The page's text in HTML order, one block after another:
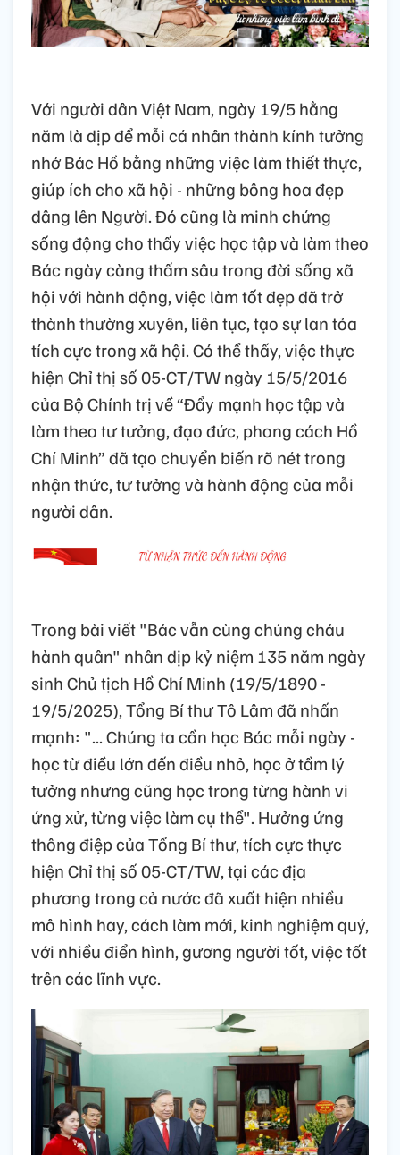
Với người dân Việt Nam, ngày 19/5 hằng
năm là dịp để mỗi cá nhân thành kính tưởng
nhớ Bác Hồ bằng những việc làm thiết thực,
giúp ích cho xã hội - những bông hoa đẹp
dâng lên Người. Đó cũng là minh chứng
sống động cho thấy việc học tập và làm theo
Bác ngày càng thấm sâu trong đời sống xã
hội với hành động, việc làm tốt đẹp đã trở
thành thường xuyên, liên tục, tạo sự lan tỏa
tích cực trong xã hội. Có thể thấy, việc thực
hiện Chỉ thị số 05-CT/TW ngày 15/5/2016
của Bộ Chính trị về “Đẩy mạnh học tập và
làm theo tư tưởng, đạo đức, phong cách Hồ
Chí Minh” đã tạo chuyển biến rõ nét trong
nhận thức, tư tưởng và hành động của mỗi
người dân.
Trong bài viết "Bác vẫn cùng chúng cháu
hành quân" nhân dịp kỷ niệm 135 năm ngày
sinh Chủ tịch Hồ Chí Minh (19/5/1890 -
19/5/2025), Tổng Bí thư Tô Lâm đã nhấn
mạnh: "... Chúng ta cần học Bác mỗi ngày -
học từ điều lớn đến điều nhỏ, học ở tầm lý
tưởng nhưng cũng học trong từng hành vi
ứng xử, từng việc làm cụ thể". Hưởng ứng
thông điệp của Tổng Bí thư, tích cực thực
hiện Chỉ thị số 05-CT/TW, tại các địa
phương trong cả nước đã xuất hiện nhiều
mô hình hay, cách làm mới, kinh nghiệm quý,
với nhiều điển hình, gương người tốt, việc tốt
trên các lĩnh vực.